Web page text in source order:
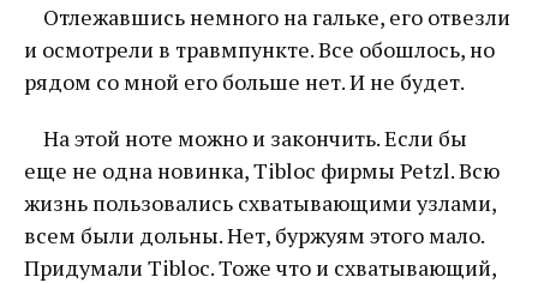
Отлежавшись немного на гальке, его отвезли
и осмотрели в травмпункте. Все обошлось, но
рядом со мной его больше нет. И не будет.
На этой ноте можно и закончить. Если бы
еще не одна новинка, Tibloc фирмы Petzl. Всю
жизнь пользовались схватывающими узлами,
всем были дольны. Нет, буржуям этого мало.
Придумали Tibloc. Тоже что и схватывающий,